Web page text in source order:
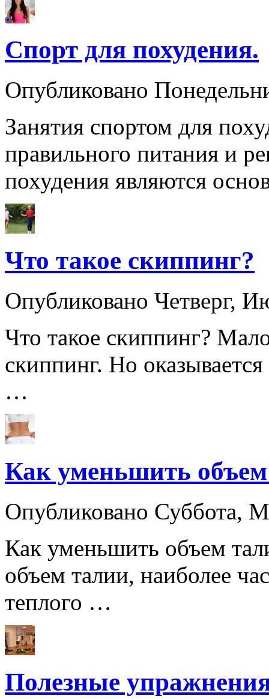
Спорт для похудения.
Опубликовано
Занятия спортом для
правильного питания и
похудения являются
Что такое скиппинг?
Опубликовано Четверг,
Что такое скиппинг?
скиппинг. Но
…
Как уменьшить
Опубликовано Суббота,
Как уменьшить объем
объем талии, наиболее
теплого …
Полезные